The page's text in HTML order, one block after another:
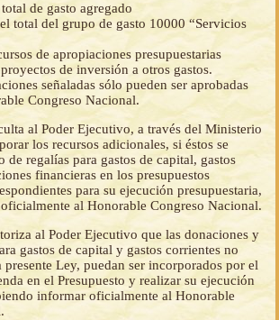
de gasto agregado
total del grupo de gasto 10000 “Servicios
de apropiaciones presupuestarias
de inversión a otros gastos.
señaladas sólo pueden ser aprobadas
Congreso Nacional.
al Poder Ejecutivo, a través del Ministerio
los recursos adicionales, si éstos se
de regalías para gastos de capital, gastos
financieras en los presupuestos
para su ejecución presupuestaria,
al Honorable Congreso Nacional.
al Poder Ejecutivo que las donaciones y
gastos de capital y gastos corrientes no
presente Ley, puedan ser incorporados por el
en el Presupuesto y realizar su ejecución
informar oficialmente al Honorable